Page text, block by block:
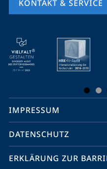
KONTAKT & SERVICE
Mobile-
Service-
Navigation
Social
Media
Kontakte
IMPRESSUM
DATENSCHUTZ
ERKLÄRUNG ZUR